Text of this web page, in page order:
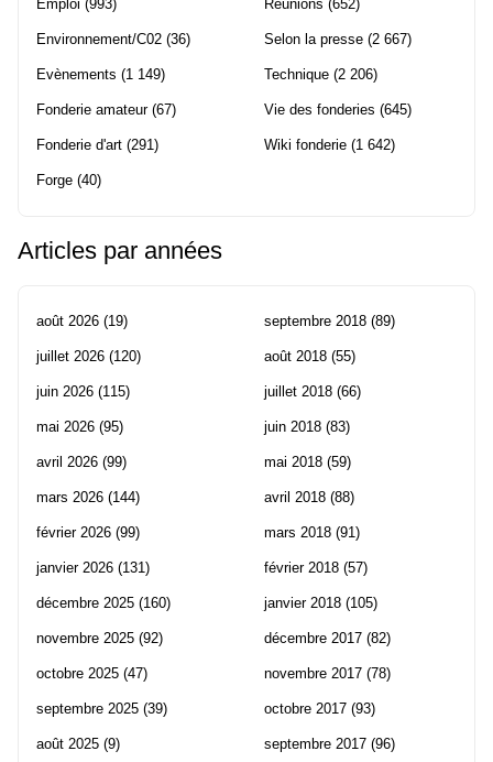
Emploi (993)
Environnement/C02 (36)
Evènements (1 149)
Fonderie amateur(67)
Fonderie d'art (291)
Forge (40)
Réunions (652)
Selon la presse (2 667)
Technique (2 206)
Vie des fonderies (645)
Wiki fonderie (1 642)
Articles par années
août 2026 (19)
juillet 2026 (120)
juin 2026 (115)
mai 2026 (95)
avril 2026 (99)
mars 2026 (144)
février 2026 (99)
janvier 2026 (131)
décembre 2025 (160)
novembre 2025 (92)
octobre 2025 (47)
septembre 2025 (39)
août 2025 (9)
septembre 2018 (89)
août 2018 (55)
juillet 2018 (66)
juin 2018 (83)
mai 2018 (59)
avril 2018 (88)
mars 2018 (91)
février 2018 (57)
janvier 2018 (105)
décembre 2017 (82)
novembre 2017 (78)
octobre 2017 (93)
septembre 2017 (96)